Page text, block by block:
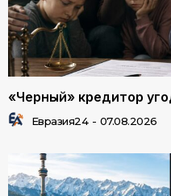
«Черный» кредитор
Евразия24 - 07.08.2026